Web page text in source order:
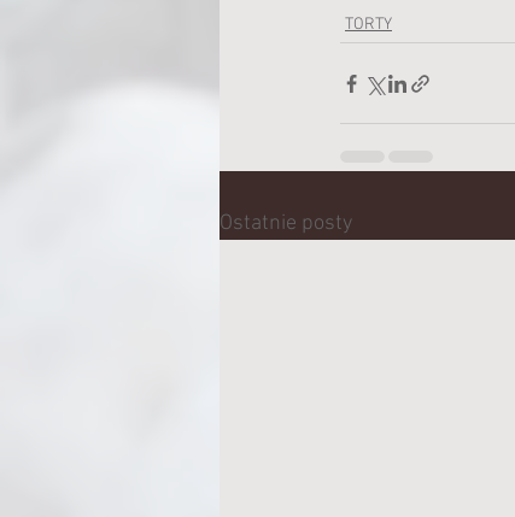
TORTY
Ostatnie posty